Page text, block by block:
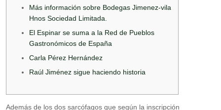
Más información sobre Bodegas Jimenez-vila
Hnos Sociedad Limitada.
El Espinar se suma a la Red de Pueblos
Gastronómicos de España
Carla Pérez Hernández
Raúl Jiménez sigue haciendo historia
Además de los dos sarcófagos que según la inscripción